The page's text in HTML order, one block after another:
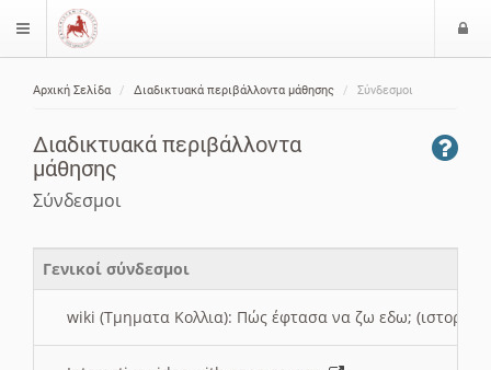
$langMenu
Αρχική Σελίδα Διαδικτυακά περιβάλλοντα μάθησης Σύνδεσμοι
Διαδικτυακά περιβάλλοντα
μάθησης
Σύνδεσμοι
Γενικοί σύνδεσμοι
wiki (Τμηματα Κολλια): Πώς έφτασα να ζω εδω; (ιστορια)